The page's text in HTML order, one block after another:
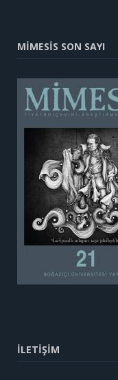
MİMESİS SON SAYI
İLETİŞİM